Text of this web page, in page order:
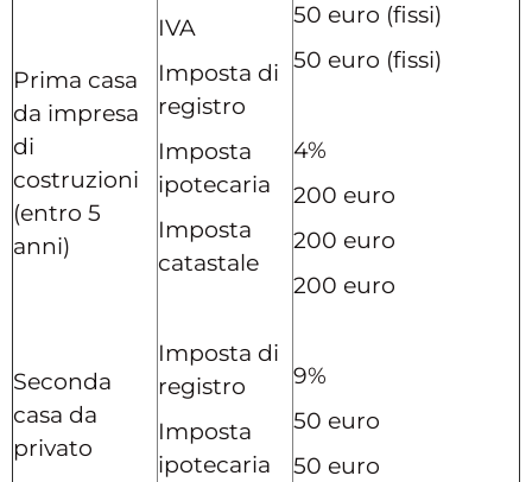
Prima casa
da impresa
di
costruzioni
(entro 5
anni)
Seconda
casa da
privato
IVA
Imposta di
registro
Imposta
ipotecaria
Imposta
catastale
Imposta di
registro
Imposta
ipotecaria
50 euro (fissi)
50 euro (fissi)
4%
200 euro
200 euro
200 euro
9%
50 euro
50 euro